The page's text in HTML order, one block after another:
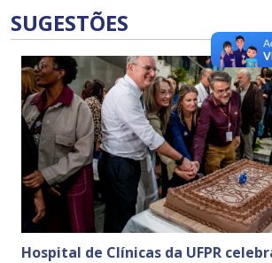
SUGESTÕES
Hospital de Clínicas da UFPR